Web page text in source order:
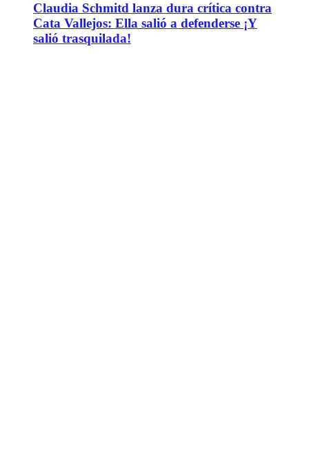
Claudia Schmitd lanza dura crítica contra
Cata Vallejos: Ella salió a defenderse ¡Y
salió trasquilada!